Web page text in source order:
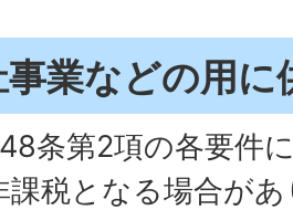
業などの用に
条第2項の各要件
課税となる場合が